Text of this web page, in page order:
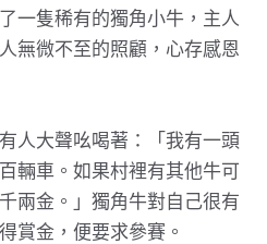
一隻稀有的獨角小牛，主人
無微不至的照顧，心存感恩
人大聲吆喝著：「我有一頭
輛車。如果村裡有其他牛可
兩金。」獨角牛對自己很有
賞金，便要求參賽。